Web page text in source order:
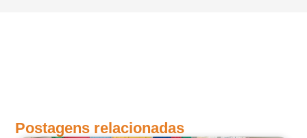
Postagens relacionadas